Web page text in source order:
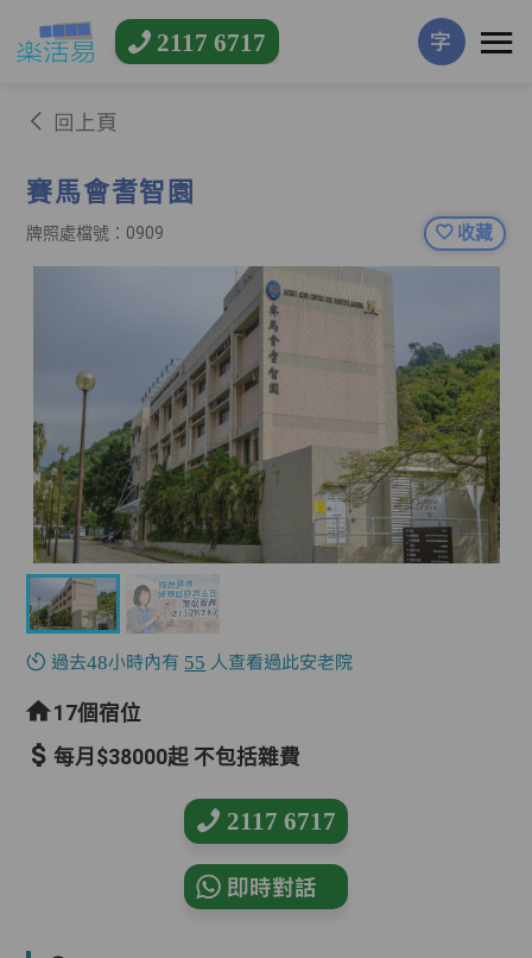
2117 6717 字
回上頁
賽馬會耆智園
牌照處檔號：0909 收藏
過去48小時內有 55 人查看過此安老院
17個宿位
每月$38000起 不包括雜費
2117 6717
即時對話